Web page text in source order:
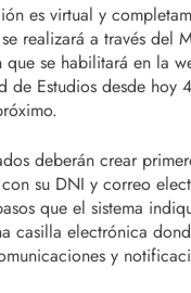
es virtual y
realizará a través del
que se habilitará en la
de Estudios desde hoy
deberán crear
su DNI y correo
que el sistema
casilla electrónica
y